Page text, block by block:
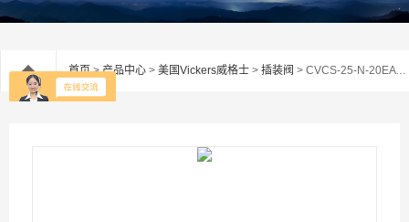
首页>产品中心 > 美国Vickers威格士 > 插装阀 > CVCS-25-N-20EATON威格士阀盖板CVCS-25-N-2 现货